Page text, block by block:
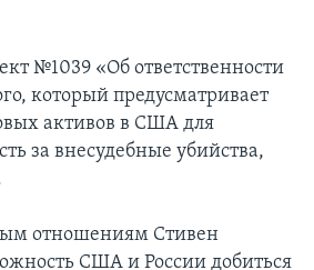
№1039 «Об ответственности
который предусматривает
активов в США для
за внесудебные убийства,
отношениям Стивен
США и России добиться